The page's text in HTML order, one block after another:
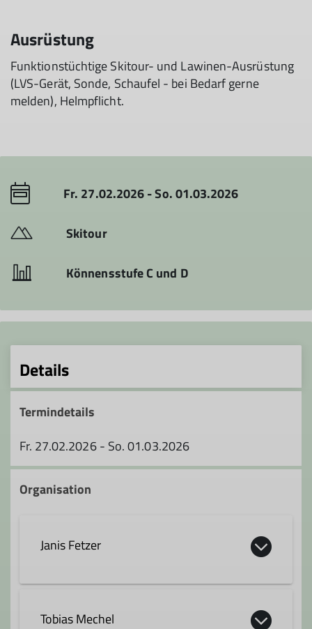
Ausrüstung
Funktionstüchtige Skitour- und Lawinen-Ausrüstung
(LVS-Gerät, Sonde, Schaufel - bei Bedarf gerne
melden), Helmpflicht.
Fr. 27.02.2026 - So. 01.03.2026
Skitour
Könnensstufe C und D
Details
Termindetails
Fr. 27.02.2026 - So. 01.03.2026
Organisation
Janis Fetzer
Tobias Mechel